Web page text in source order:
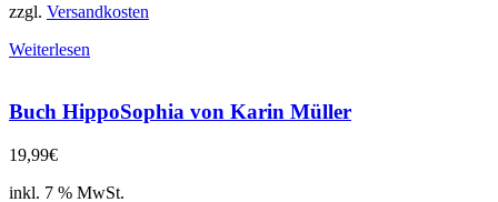
zzgl. Versandkosten
Weiterlesen
Buch HippoSophia von Karin Müller
19,99€
inkl. 7 % MwSt.